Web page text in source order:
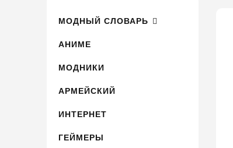
МОДНЫЙ СЛОВАРЬ
АНИМЕ
МОДНИКИ
АРМЕЙСКИЙ
ИНТЕРНЕТ
ГЕЙМЕРЫ